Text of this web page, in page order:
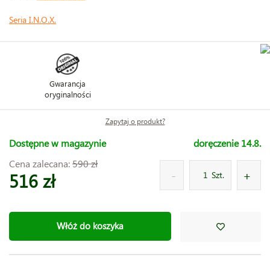
Seria I.N.O.X.
Gwarancja
oryginalności
Zapytaj o produkt?
Dostępne w magazynie
doręczenie 14.8.
Cena zalecana:590 zł
516 zł Szt.
Włóż do koszyka